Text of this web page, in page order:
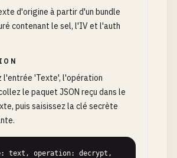
d'origine à partir d'un bundle
contenant le sel, l'IV et l'auth
l'entrée 'Texte', l'opération
le paquet JSON reçu dans le
puis saisissez la clé secrète
text, operation: decrypt,